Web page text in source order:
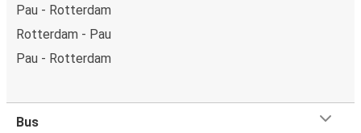
Pau - Rotterdam
Rotterdam - Pau
Pau - Rotterdam
Bus